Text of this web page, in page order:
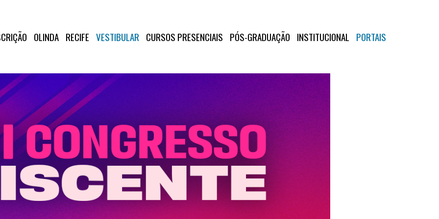
OLINDA RECIFE VESTIBULAR CURSOS PRESENCIAIS PÓS-GRADUAÇÃO INSTITUCIONAL PORTAIS